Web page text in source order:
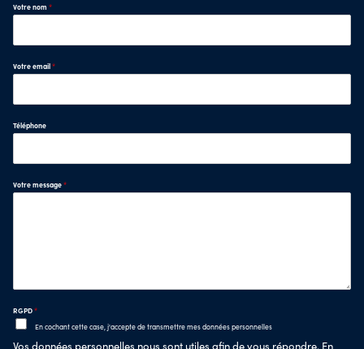
Votre nom *
Votre email*
Téléphone
Votre message*
RGPD*
En cochant cette case, j'accepte de transmettre mes données personnelles
Vos données personnelles nous sont utiles afin de vous répondre. En